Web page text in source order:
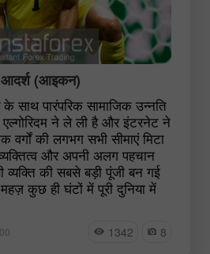
आदर्श (आइकन)
साथ पारंपरिक सामाजिक उन्नति
ने ले ली है और इंटरनेट ने
वर्गों की लगभग सभी सीमाएं मिटा
और अपनी अलग पहचान
की सबसे बड़ी पूंजी बन गई
कुछ ही घंटों में पूरी दुनिया में
1342 8